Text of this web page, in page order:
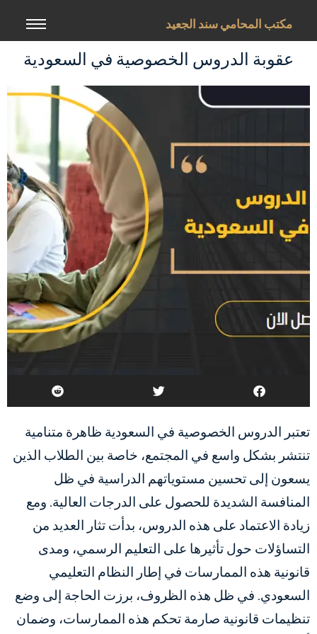
مكتب المحامي سند الجعيد
عقوبة الدروس الخصوصية في السعودية
تعتبر الدروس الخصوصية في السعودية ظاهرة متنامية
تنتشر بشكل واسع في المجتمع، خاصة بين الطلاب الذين
يسعون إلى تحسين مستوياتهم الدراسية في ظل
المنافسة الشديدة للحصول على الدرجات العالية. ومع
زيادة الاعتماد على هذه الدروس، بدأت تثار العديد من
التساؤلات حول تأثيرها على التعليم الرسمي، ومدى
قانونية هذه الممارسات في إطار النظام التعليمي
السعودي. في ظل هذه الظروف، برزت الحاجة إلى وضع
تنظيمات قانونية صارمة تحكم هذه الممارسات، وضمان